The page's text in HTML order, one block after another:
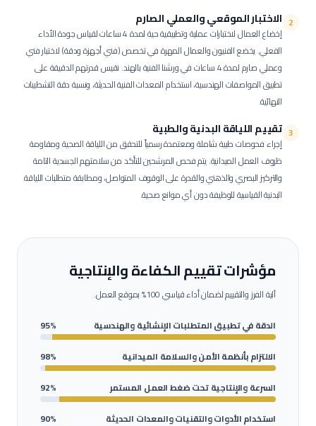
2 الاختبار الموقعي والعملي الصارم
إخضاع العمال لاختبارات عملية وتطبيقية حية لمدة 4 ساعات لقياس جودة الأداء
الفعلي.يخضع الفنيون والعمال المهرة في تخصص (فني أجهزة ودقة) لاختبار فني
وعملي صارم لمدة 4 ساعات في ورشنا الفنية بالهند. نقيس قدرتهم الدقيقة على
تطبيق المواصفات الهندسية، استخدام المعدات الفنية الحديثة، ونسبة دقة التشطيبات
النهائية.
3 تقييم اللياقة البدنية والطبية
إجراء فحوصات طبية شاملة ومعتمدة رسمياً للتحقق من اللياقة الصحية ومقاومة
ظروف العمل الميدانية.يتم فحص المرشحين للتأكد من سلامتهم الجسدية التامة
والتركيز البصري والذهني والقدرة على الوقوف المتواصل، ومطابقة متطلبات اللياقة
البدنية القياسية للوظيفة دون أي موانع صحية.
مؤشرات تقييم الكفاءة والإنتاجية
آلية الفرز والتقييم لضمان أداء قياسي 100% بموقع العمل.
الدقة في تطبيق المتطلبات الإنشائية والهندسية
95%
الالتزام بأنظمة الأمن والسلامة الميدانية
98%
السرعة والإنتاجية تحت ضغط العمل المستمر
92%
استخدام الأدوات والتقنيات والمعدات الحديثة
90%